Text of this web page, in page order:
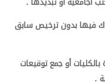
فيها بدون ترخيص سابق
بالكليات أو جمع توقيعات
.